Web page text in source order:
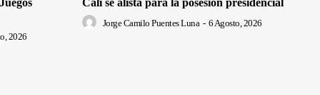
2026
Cali se alista para la posesión presidencial
Jorge Camilo Puentes Luna - 6 Agosto, 2026